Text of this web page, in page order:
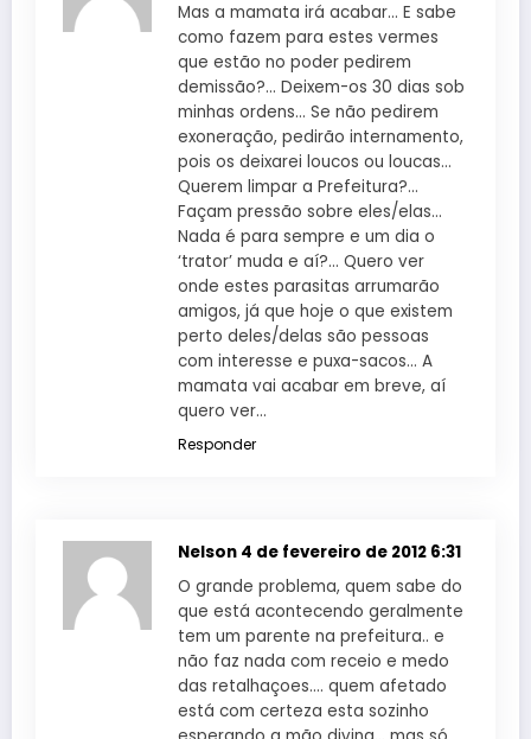
Mas a mamata irá acabar… E sabe
como fazem para estes vermes
que estão no poder pedirem
demissão?… Deixem-os 30 dias sob
minhas ordens… Se não pedirem
exoneração, pedirão internamento,
pois os deixarei loucos ou loucas…
Querem limpar a Prefeitura?…
Façam pressão sobre eles/elas…
Nada é para sempre e um dia o
‘trator’ muda e aí?… Quero ver
onde estes parasitas arrumarão
amigos, já que hoje o que existem
perto deles/delas são pessoas
com interesse e puxa-sacos… A
mamata vai acabar em breve, aí
quero ver…
Responder
Nelson 4 de fevereiro de 2012 6:31
O grande problema, quem sabe do
que está acontecendo geralmente
tem um parente na prefeitura.. e
não faz nada com receio e medo
das retalhaçoes…. quem afetado
está com certeza esta sozinho